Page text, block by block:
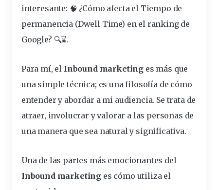
interesante: 🧠 ¿Cómo afecta el Tiempo de
permanencia (Dwell Time) en el ranking de
Google? 🔍⌛.
Para mí, el Inbound marketing es más que
una simple técnica; es una filosofía de cómo
entender y abordar a mi audiencia. Se trata de
atraer, involucrar y valorar a las personas de
una manera que sea natural y significativa.
Una de las partes más emocionantes del
Inbound marketing es cómo utiliza el